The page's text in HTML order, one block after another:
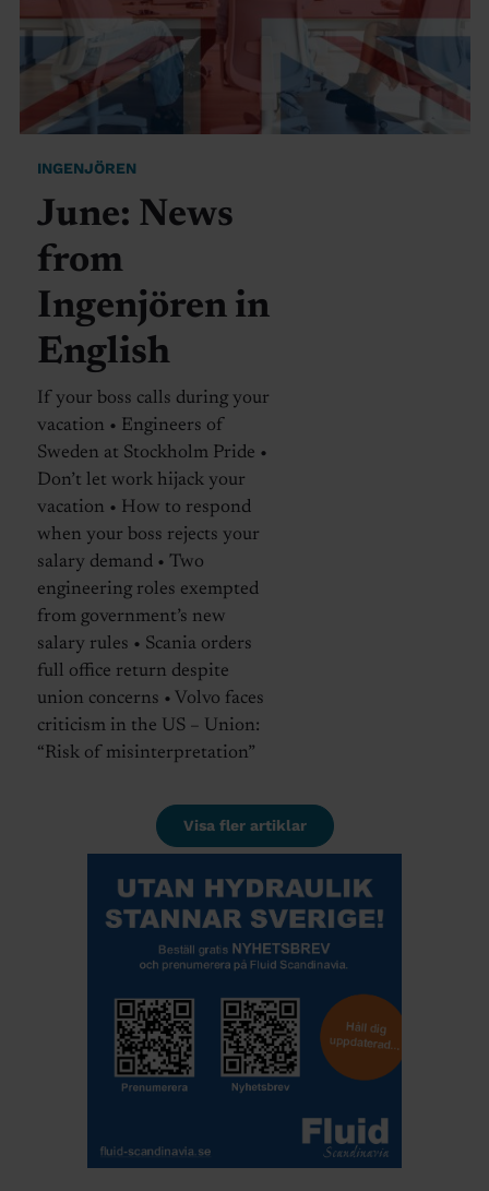
INGENJÖREN
June: News
from
Ingenjören in
English
If your boss calls during your
vacation • Engineers of
Sweden at Stockholm Pride •
Don’t let work hijack your
vacation • How to respond
when your boss rejects your
salary demand • Two
engineering roles exempted
from government’s new
salary rules • Scania orders
full office return despite
union concerns • Volvo faces
criticism in the US – Union:
“Risk of misinterpretation”
Visa fler artiklar